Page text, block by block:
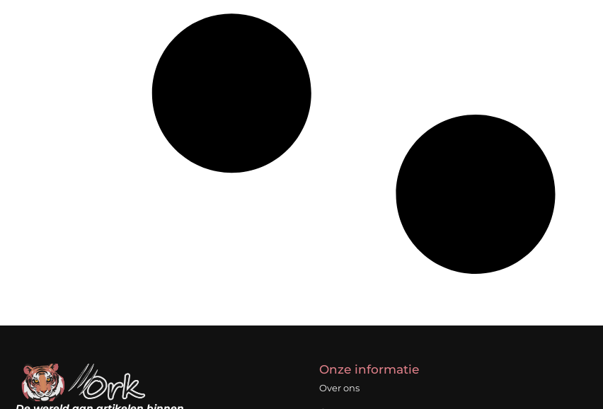
Onze informatie
Over ons